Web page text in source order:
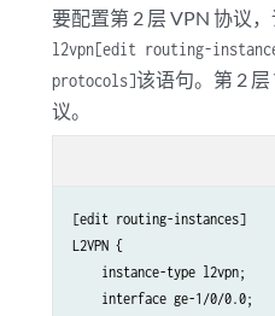
要配置第 2 层 VPN 协议
l2vpn[edit routing-
protocols]该语句。第 2
议。
[edit routing-instances]
L2VPN {
    instance-type l2vpn;
    interface ge-1/0/0.0;